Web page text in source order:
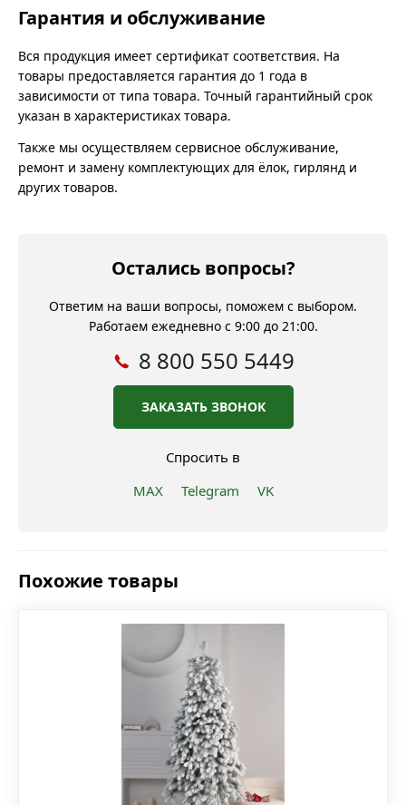
Гарантия и обслуживание
Вся продукция имеет сертификат соответствия. На
товары предоставляется гарантия до 1 года в
зависимости от типа товара. Точный гарантийный срок
указан в характеристиках товара.
Также мы осуществляем сервисное обслуживание,
ремонт и замену комплектующих для ёлок, гирлянд и
других товаров.
Остались вопросы?
Ответим на ваши вопросы, поможем с выбором.
Работаем ежедневно с 9:00 до 21:00.
8 800 550 5449
ЗАКАЗАТЬ ЗВОНОК
Спросить в
MAX
Telegram VK
Похожие товары